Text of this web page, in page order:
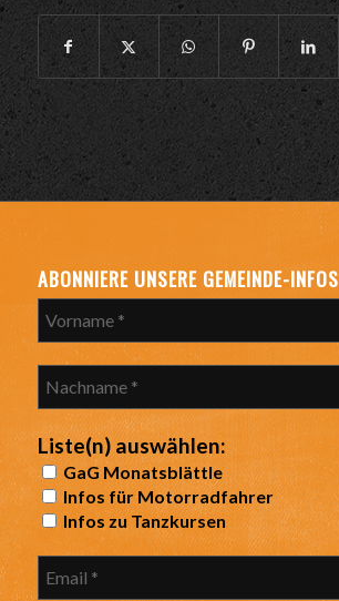
ABONNIERE UNSERE GEMEINDE-INFOS
Liste(n) auswählen:
GaG Monatsblättle
Infos für Motorradfahrer
Infos zu Tanzkursen